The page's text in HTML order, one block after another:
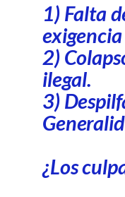
1) Falta
2)
ilegal.
3)
¿Los